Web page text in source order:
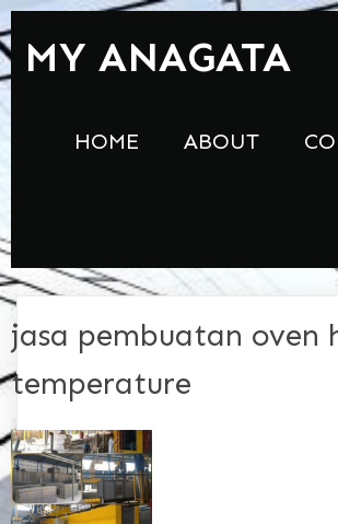
MY ANAGATA
HOME ABOUT
jasa pembuatan oven
temperature